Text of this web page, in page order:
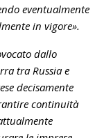
eventualmente
in vigore».
dallo
tra Russia e
decisamente
continuità